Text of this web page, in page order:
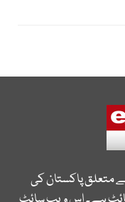
متعلق پاکستان کی